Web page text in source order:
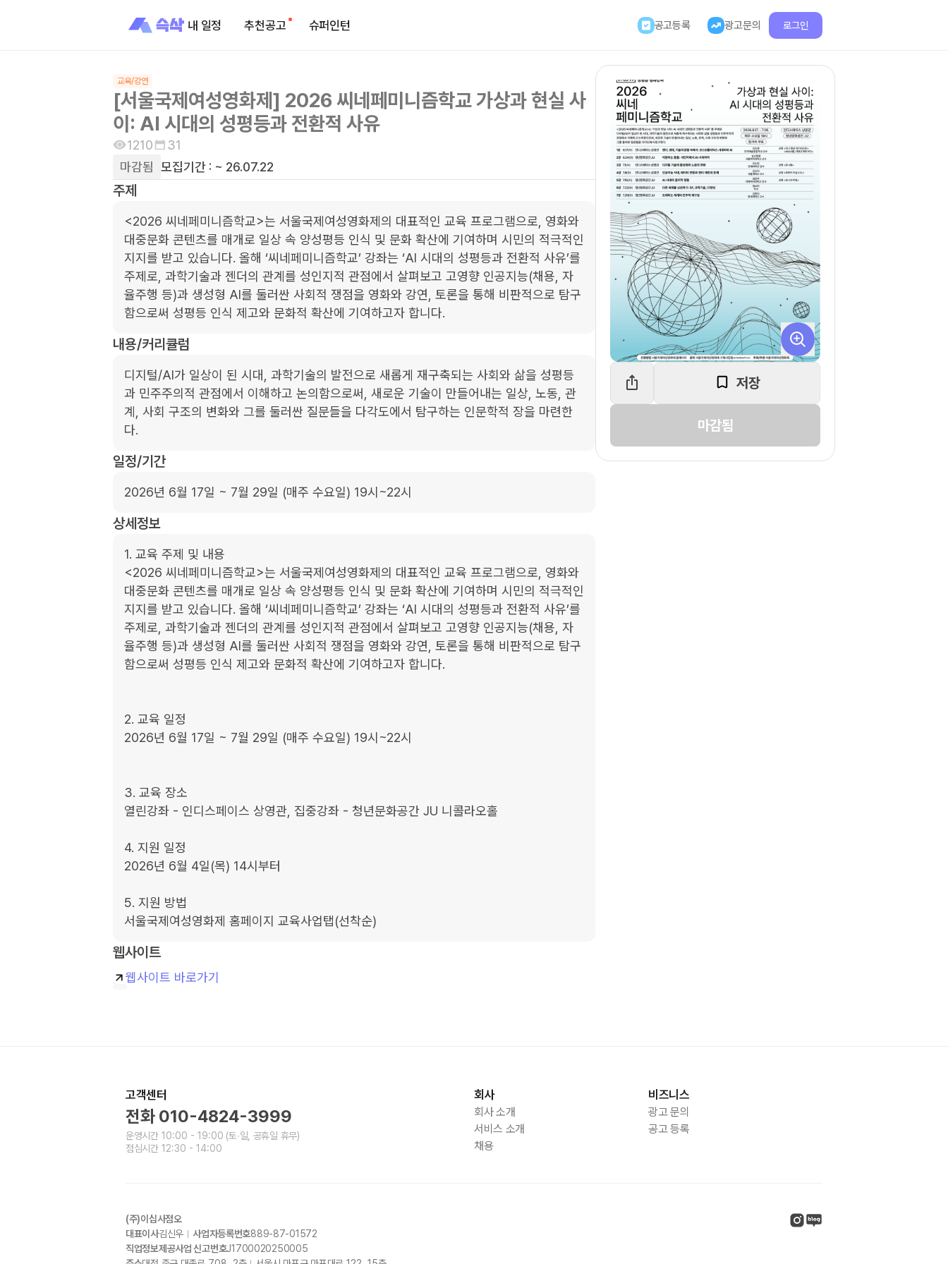
내 일정 추천공고 슈퍼인턴 공고등록 광고문의 로그인
교육/강연
[서울국제여성영화제] 2026 씨네페미니즘학교 가상과 현실 사
이: AI 시대의 성평등과 전환적 사유
1210
31
마감됨 모집기간 : ~ 26.07.22
주제
<2026 씨네페미니즘학교>는 서울국제여성영화제의 대표적인 교육 프로그램으로, 영화와
대중문화 콘텐츠를 매개로 일상 속 양성평등 인식 및 문화 확산에 기여하며 시민의 적극적인
지지를 받고 있습니다. 올해 ‘씨네페미니즘학교’ 강좌는 ‘AI 시대의 성평등과 전환적 사유’를
주제로, 과학기술과 젠더의 관계를 성인지적 관점에서 살펴보고 고영향 인공지능(채용, 자
율주행 등)과 생성형 AI를 둘러싼 사회적 쟁점을 영화와 강연, 토론을 통해 비판적으로 탐구
함으로써 성평등 인식 제고와 문화적 확산에 기여하고자 합니다.
내용/커리큘럼
디지털/AI가 일상이 된 시대, 과학기술의 발전으로 새롭게 재구축되는 사회와 삶을 성평등
과 민주주의적 관점에서 이해하고 논의함으로써, 새로운 기술이 만들어내는 일상, 노동, 관
계, 사회 구조의 변화와 그를 둘러싼 질문들을 다각도에서 탐구하는 인문학적 장을 마련한
다.
일정/기간
2026년 6월 17일 ~ 7월 29일 (매주 수요일) 19시~22시
상세정보
1. 교육 주제 및 내용
<2026 씨네페미니즘학교>는 서울국제여성영화제의 대표적인 교육 프로그램으로, 영화와
대중문화 콘텐츠를 매개로 일상 속 양성평등 인식 및 문화 확산에 기여하며 시민의 적극적인
지지를 받고 있습니다. 올해 ‘씨네페미니즘학교’ 강좌는 ‘AI 시대의 성평등과 전환적 사유’를
주제로, 과학기술과 젠더의 관계를 성인지적 관점에서 살펴보고 고영향 인공지능(채용, 자
율주행 등)과 생성형 AI를 둘러싼 사회적 쟁점을 영화와 강연, 토론을 통해 비판적으로 탐구
함으로써 성평등 인식 제고와 문화적 확산에 기여하고자 합니다.
2. 교육 일정
2026년 6월 17일 ~ 7월 29일 (매주 수요일) 19시~22시
3. 교육 장소
열린강좌 - 인디스페이스 상영관, 집중강좌 - 청년문화공간 JU 니콜라오홀
4. 지원 일정
2026년 6월 4일(목) 14시부터
5. 지원 방법
서울국제여성영화제 홈페이지 교육사업탭(선착순)
웹사이트
웹사이트 바로가기
저장
마감됨
고객센터
전화 010-4824-3999
운영시간 10:00 - 19:00 (토∙일, 공휴일 휴무)
점심시간 12:30 - 14:00
회사
회사 소개
서비스 소개
채용
비즈니스
광고 문의
공고 등록
(주)이십사점오
대표이사김신우 사업자등록번호889-87-01572
직업정보제공사업 신고번호J1700020250005